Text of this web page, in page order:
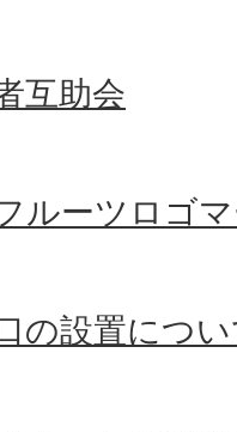
互助会
ルーツロゴ
の設置につ